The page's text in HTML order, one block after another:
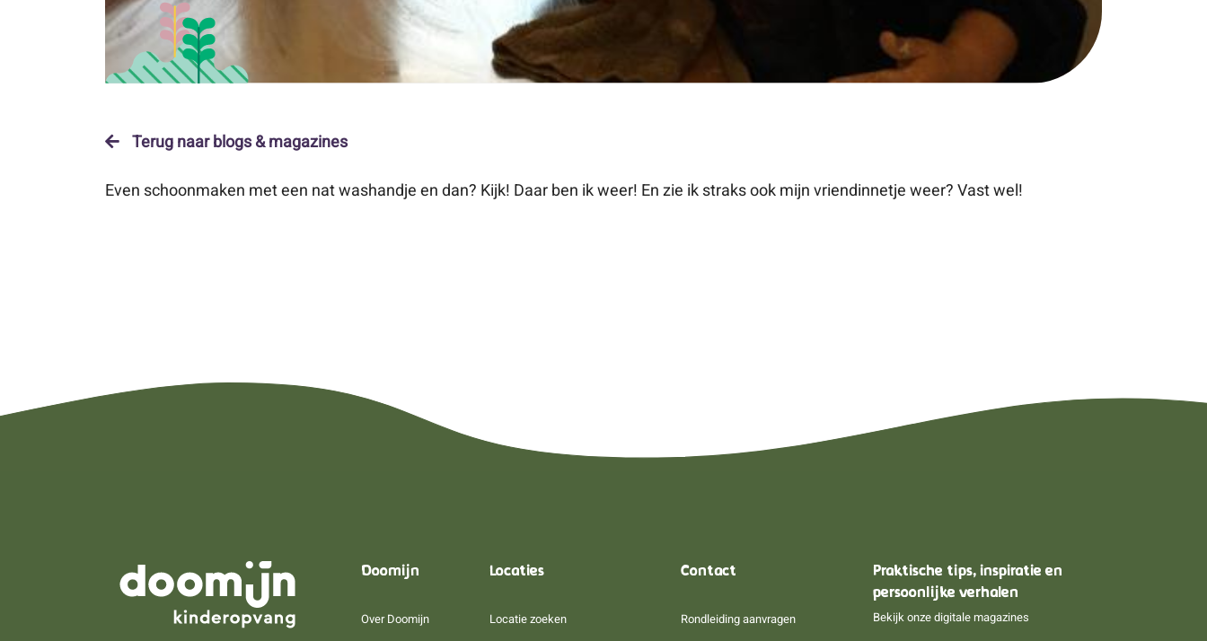
Terug naar blogs & magazines
Even schoonmaken met een nat washandje en dan? Kijk! Daar ben ik weer! En zie ik straks ook mijn vriendinnetje weer? Vast wel!
Doomijn
Over Doomijn
Locaties
Locatie zoeken
Contact
Rondleiding aanvragen
Praktische tips, inspiratie en
persoonlijke verhalen
Bekijk onze digitale magazines